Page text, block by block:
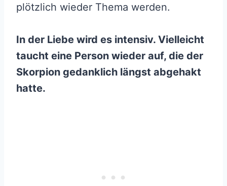
plötzlich wieder Thema werden.
In der Liebe wird es intensiv. Vielleicht
taucht eine Person wieder auf, die der
Skorpion gedanklich längst abgehakt
hatte.